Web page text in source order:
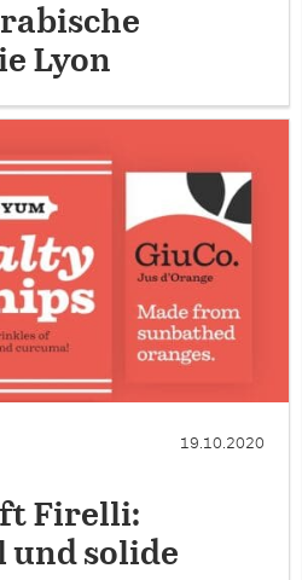
Lyon
19.10.2020
Firelli:
und solide